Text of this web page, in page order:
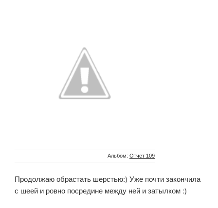
Альбом: Отчет 109
Продолжаю обрастать шерстью:) Уже почти закончила
с шеей и ровно посредине между ней и затылком :)